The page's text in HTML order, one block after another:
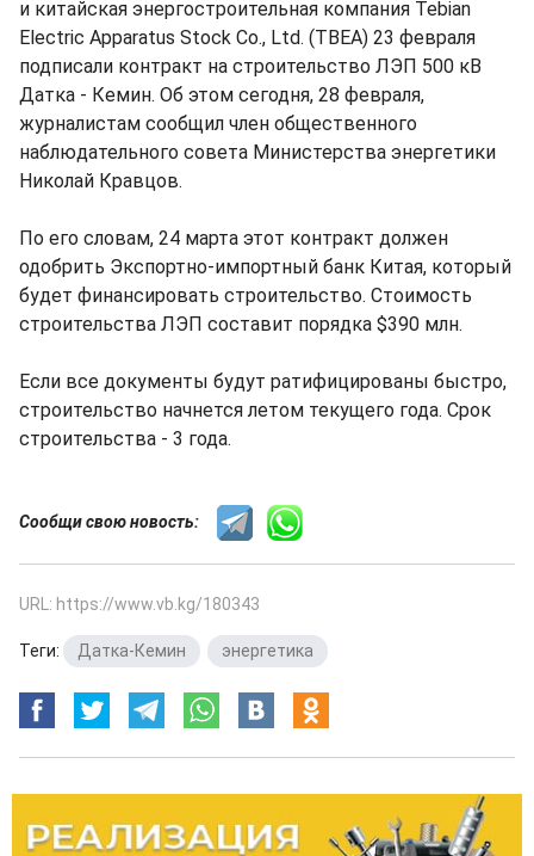
и китайская энергостроительная компания Tebian
Electric Apparatus Stock Co., Ltd. (TBEA) 23 февраля
подписали контракт на строительство ЛЭП 500 кВ
Датка - Кемин. Об этом сегодня, 28 февраля,
журналистам сообщил член общественного
наблюдательного совета Министерства энергетики
Николай Кравцов.
По его словам, 24 марта этот контракт должен
одобрить Экспортно-импортный банк Китая, который
будет финансировать строительство. Стоимость
строительства ЛЭП составит порядка $390 млн.
Если все документы будут ратифицированы быстро,
строительство начнется летом текущего года. Срок
строительства - 3 года.
Сообщи свою новость:
URL: https://www.vb.kg/180343
Теги: Датка-Кемин энергетика